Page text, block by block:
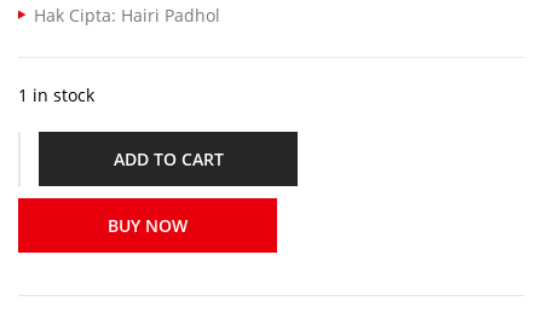
Hak Cipta: Hairi Padhol
1 in stock
ADD TO CART
BUY NOW